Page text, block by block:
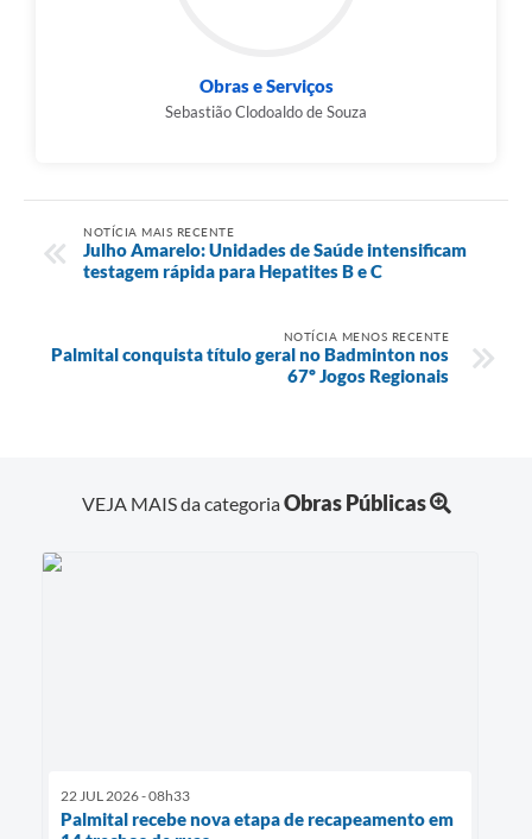
Obras e Serviços
Sebastião Clodoaldo de Souza
NOTÍCIA MAIS RECENTE
Julho Amarelo: Unidades de Saúde intensificam
testagem rápida para Hepatites B e C
NOTÍCIA MENOS RECENTE
Palmital conquista título geral no Badminton nos
67º Jogos Regionais
VEJA MAIS da categoriaObras Públicas
22 JUL 2026 - 08h33
Palmital recebe nova etapa de recapeamento em